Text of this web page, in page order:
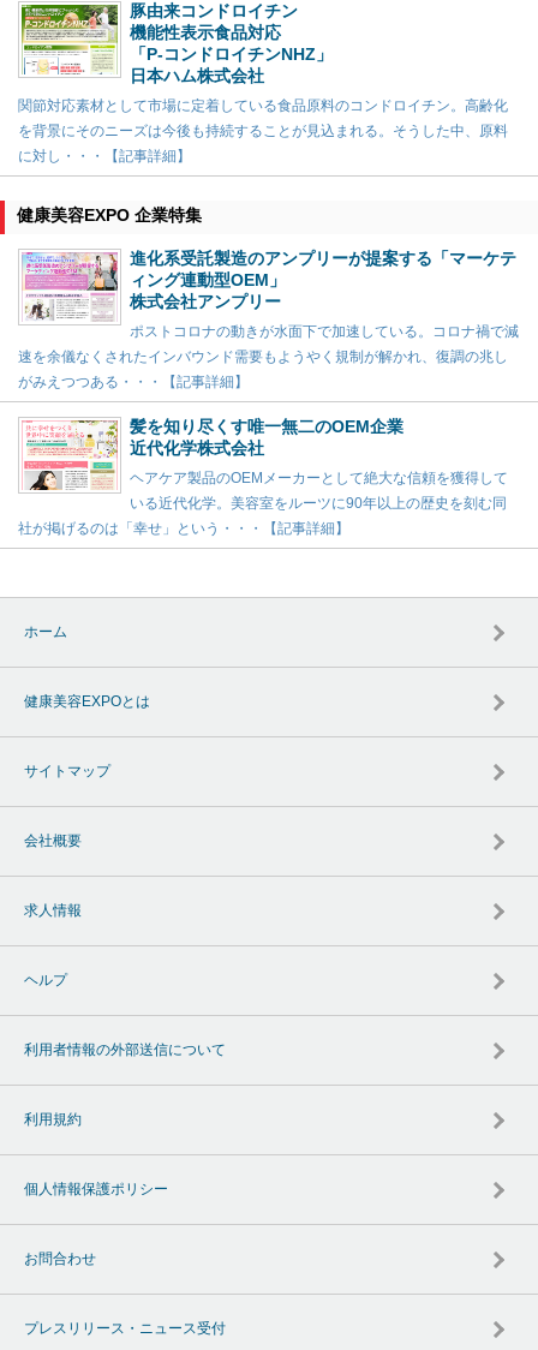
豚由来コンドロイチン
機能性表示食品対応
「P-コンドロイチンNHZ」
日本ハム株式会社
関節対応素材として市場に定着している食品原料のコンドロイチン。高齢化
を背景にそのニーズは今後も持続することが見込まれる。そうした中、原料
に対し・・・【記事詳細】
健康美容EXPO 企業特集
進化系受託製造のアンプリーが提案する「マーケテ
ィング連動型OEM」
株式会社アンプリー
ポストコロナの動きが水面下で加速している。コロナ禍で減
速を余儀なくされたインバウンド需要もようやく規制が解かれ、復調の兆し
がみえつつある・・・【記事詳細】
髪を知り尽くす唯一無二のOEM企業
近代化学株式会社
ヘアケア製品のOEMメーカーとして絶大な信頼を獲得して
いる近代化学。美容室をルーツに90年以上の歴史を刻む同
社が掲げるのは「幸せ」という・・・【記事詳細】
ホーム
健康美容EXPOとは
サイトマップ
会社概要
求人情報
ヘルプ
利用者情報の外部送信について
利用規約
個人情報保護ポリシー
お問合わせ
プレスリリース・ニュース受付